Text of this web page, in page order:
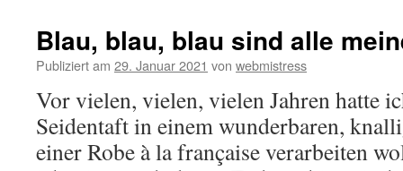
Blau, blau, blau sind alle
Publiziert am 29. Januar 2021 von webmistress
Vor vielen, vielen, vielen Jahren hatte
Seidentaft in einem wunderbaren,
einer Robe à la française verarbeiten